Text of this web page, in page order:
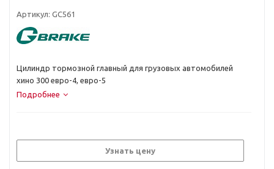
Артикул: GC561
Цилиндр тормозной главный для грузовых автомобилей
хино 300 евро-4, евро-5
Подробнее
Узнать цену